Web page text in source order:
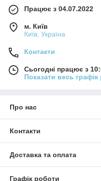
Працює з 04.07.2022
м. Київ
Київ, Україна
Контакти
Сьогодні працює з
Показати весь графік
Про нас
Контакти
Доставка та оплата
Графік роботи